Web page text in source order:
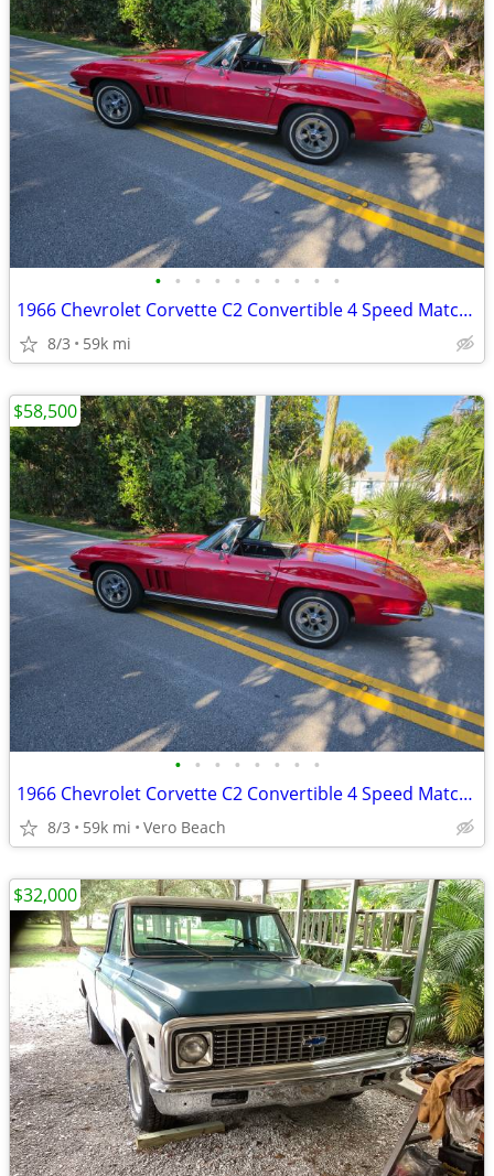
• • • • • • • • • •
1966 Chevrolet Corvette C2 Convertible 4 Speed Matching Numbers 327/30
8/3 59k mi
• • • • • • • •
1966 Chevrolet Corvette C2 Convertible 4 Speed Matching Numbers 327/30
8/3 59k mi Vero Beach
$58,500
$32,000